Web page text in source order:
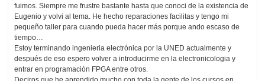
fuimos. Siempre me frustre bastante hasta que conoci de la existencia de
Eugenio y volvi al tema. He hecho reparaciones facilitas y tengo mi
pequeño taller para cuando pueda hacer más porque ando escaso de
tiempo…
Estoy terminando ingenieria electrónica por la UNED actualmente y
después de eso espero volver a introducirme en la electronicologia y
entrar en programación FPGA entre otros.